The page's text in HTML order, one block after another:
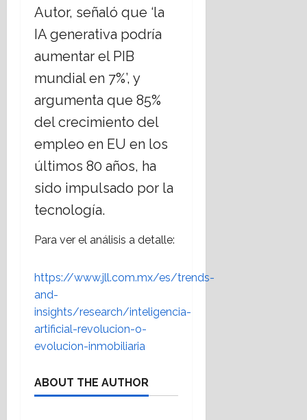
Autor, señaló que ‘la
IA generativa podría
aumentar el PIB
mundial en 7%’, y
argumenta que 85%
del crecimiento del
empleo en EU en los
últimos 80 años, ha
sido impulsado por la
tecnología.
Para ver el análisis a detalle:
https://www.jll.com.mx/es/trends-
and-
insights/research/inteligencia-
artificial-revolucion-o-
evolucion-inmobiliaria
ABOUT THE AUTHOR